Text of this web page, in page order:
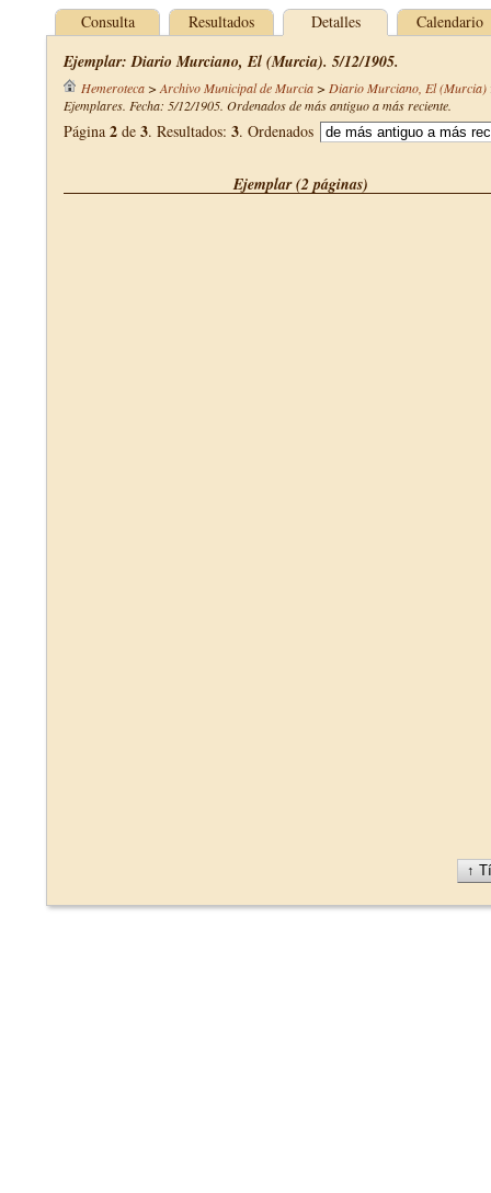
Consulta Resultados Detalles Calendario
Ejemplar: Diario Murciano, El (Murcia). 5/12/1905.
Hemeroteca> Archivo Municipal de Murcia> Diario Murciano, El (Murcia)
Ejemplares. Fecha: 5/12/1905. Ordenados de más antiguo a más reciente.
Página 2 de 3. Resultados: 3. Ordenados
Ejemplar (2 páginas)